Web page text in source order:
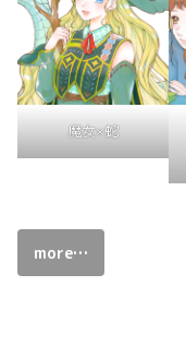
魔女×蛇
more…